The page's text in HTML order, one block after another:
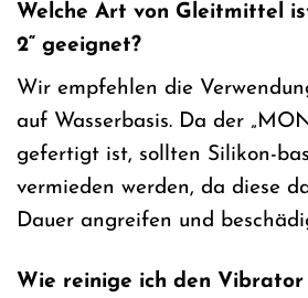
Welche Art von Gleitmittel
2“ geeignet?
Wir empfehlen die
auf Wasserbasis. Da der
gefertigt ist, sollten Silikon-
vermieden werden, da diese
Dauer angreifen und
Wie reinige ich den Vibrator